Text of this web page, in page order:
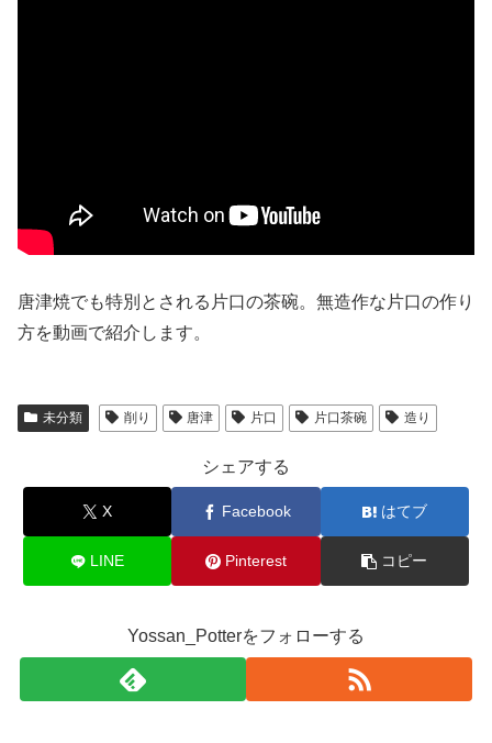
唐津焼でも特別とされる片口の茶碗。無造作な片口の作り
方を動画で紹介します。
未分類 削り 唐津 片口 片口茶碗 造り
シェアする
X Facebook はてブ
LINE Pinterest コピー
Yossan_Potterをフォローする